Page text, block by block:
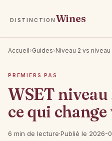
DISTINCTION Wines
Accueil›Guides›Niveau 2 vs niveau
PREMIERS PAS
WSET niveau
ce qui
6 min de lecture·Publié le 2026-